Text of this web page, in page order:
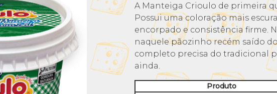
A Manteiga Crioulo de primeira
Possui uma coloração mais
encorpado e consistência firme.
naquele pãozinho recém saído
completo precisa do tradicional
ainda.
Produto